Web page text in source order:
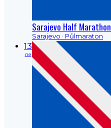
Sarajevo Half Marathon
Sarajevo · Půlmaraton
13
ne